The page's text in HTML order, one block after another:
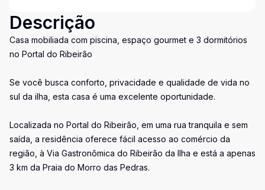
Descrição
Casa mobiliada com piscina, espaço gourmet e 3 dormitórios
no Portal do Ribeirão
Se você busca conforto, privacidade e qualidade de vida no
sul da ilha, esta casa é uma excelente oportunidade.
Localizada no Portal do Ribeirão, em uma rua tranquila e sem
saída, a residência oferece fácil acesso ao comércio da
região, à Via Gastronômica do Ribeirão da Ilha e está a apenas
3 km da Praia do Morro das Pedras.